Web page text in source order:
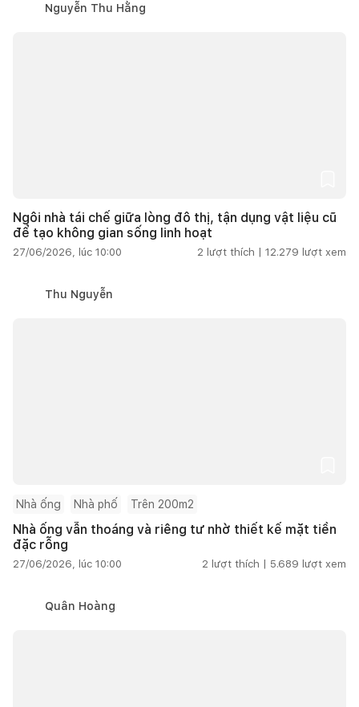
Nguyễn Thu Hằng
Ngôi nhà tái chế giữa lòng đô thị, tận dụng vật liệu cũ
để tạo không gian sống linh hoạt
27/06/2026, lúc 10:00 2 lượt thích | 12.279 lượt xem
Thu Nguyễn
Nhà ống Nhà phố Trên 200m2
Nhà ống vẫn thoáng và riêng tư nhờ thiết kế mặt tiền
đặc rỗng
27/06/2026, lúc 10:00 2 lượt thích | 5.689 lượt xem
Quân Hoàng